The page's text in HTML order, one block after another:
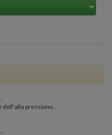
pressione...